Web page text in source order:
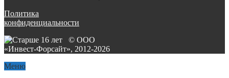
Политика
конфиденциальности
© ООО
«Инвест-Форсайт», 2012-2026
Меню